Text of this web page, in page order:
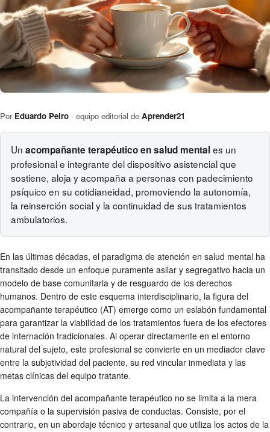
Por Eduardo Peiro · equipo editorial de Aprender21
Un acompañante terapéutico en salud mentales un
profesional e integrante del dispositivo asistencial que
sostiene, aloja y acompaña a personas con padecimiento
psíquico en su cotidianeidad, promoviendo la autonomía,
la reinserción social y la continuidad de sus tratamientos
ambulatorios.
En las últimas décadas, el paradigma de atención en salud mental ha
transitado desde un enfoque puramente asilar y segregativo hacia un
modelo de base comunitaria y de resguardo de los derechos
humanos. Dentro de este esquema interdisciplinario, la figura del
acompañante terapéutico (AT) emerge como un eslabón fundamental
para garantizar la viabilidad de los tratamientos fuera de los efectores
de internación tradicionales. Al operar directamente en el entorno
natural del sujeto, este profesional se convierte en un mediador clave
entre la subjetividad del paciente, su red vincular inmediata y las
metas clínicas del equipo tratante.
La intervención del acompañante terapéutico no se limita a la mera
compañía o la supervisión pasiva de conductas. Consiste, por el
contrario, en un abordaje técnico y artesanal que utiliza los actos de la